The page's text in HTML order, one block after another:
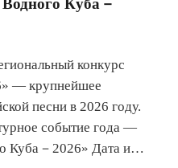
Куба－
конкурс
— крупнейшее
песни в 2026 году.
событие года —
Куба－2026» Дата и…